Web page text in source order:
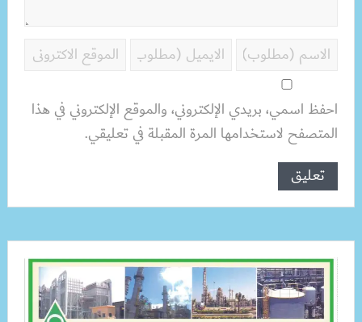
احفظ اسمي، بريدي الإلكتروني، والموقع الإلكتروني في هذا
المتصفح لاستخدامها المرة المقبلة في تعليقي.